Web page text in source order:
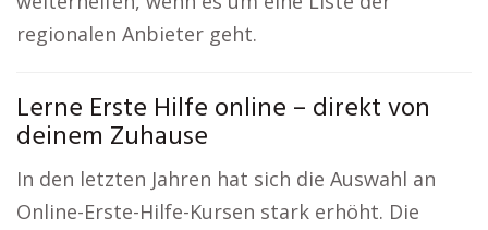
regionalen Anbieter geht.
Lerne Erste Hilfe online – direkt von
deinem Zuhause
In den letzten Jahren hat sich die Auswahl an
Online-Erste-Hilfe-Kursen stark erhöht. Die